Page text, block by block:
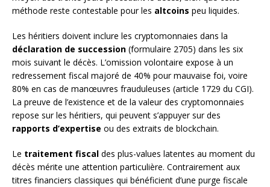
méthode reste contestable pour les altcoins peu liquides.
Les héritiers doivent inclure les cryptomonnaies dans la
déclaration de succession (formulaire 2705) dans les six
mois suivant le décès. L’omission volontaire expose à un
redressement fiscal majoré de 40% pour mauvaise foi, voire
80% en cas de manœuvres frauduleuses (article 1729 du CGI).
La preuve de l’existence et de la valeur des cryptomonnaies
repose sur les héritiers, qui peuvent s’appuyer sur des
rapports d’expertise ou des extraits de blockchain.
Le traitement fiscal des plus-values latentes au moment du
décès mérite une attention particulière. Contrairement aux
titres financiers classiques qui bénéficient d’une purge fiscale